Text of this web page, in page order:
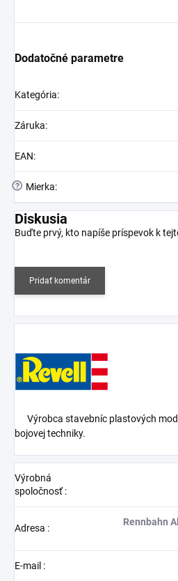
Dodatočné parametre
Kategória:
Záruka:
EAN:
? Mierka:
Diskusia
Buďte prvý, kto napíše príspevok k
Pridať komentár
Výrobca stavebníc plastových
bojovej techniky.
Výrobná
spoločnosť:
Adresa :
Rennbahn
E-mail :